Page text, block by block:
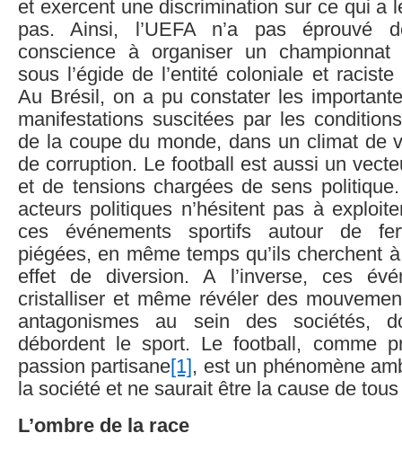
et exercent une discrimination sur ce qui a
pas. Ainsi, l’UEFA n’a pas éprouvé
conscience à organiser un championnat
sous l’égide de l’entité coloniale et raciste
Au Brésil, on a pu constater les
manifestations suscitées par les
de la coupe du monde, dans un climat de
de corruption. Le football est aussi un
et de tensions chargées de sens
acteurs politiques n’hésitent pas à
ces événements sportifs autour de
piégées, en même temps qu’ils cherchent
effet de diversion. A l’inverse, ces
cristalliser et même révéler des
antagonismes au sein des sociétés,
débordent le sport. Le football, comme
passion partisane[1] , est un phénomène
la société et ne saurait être la cause de
L’ombre de la race